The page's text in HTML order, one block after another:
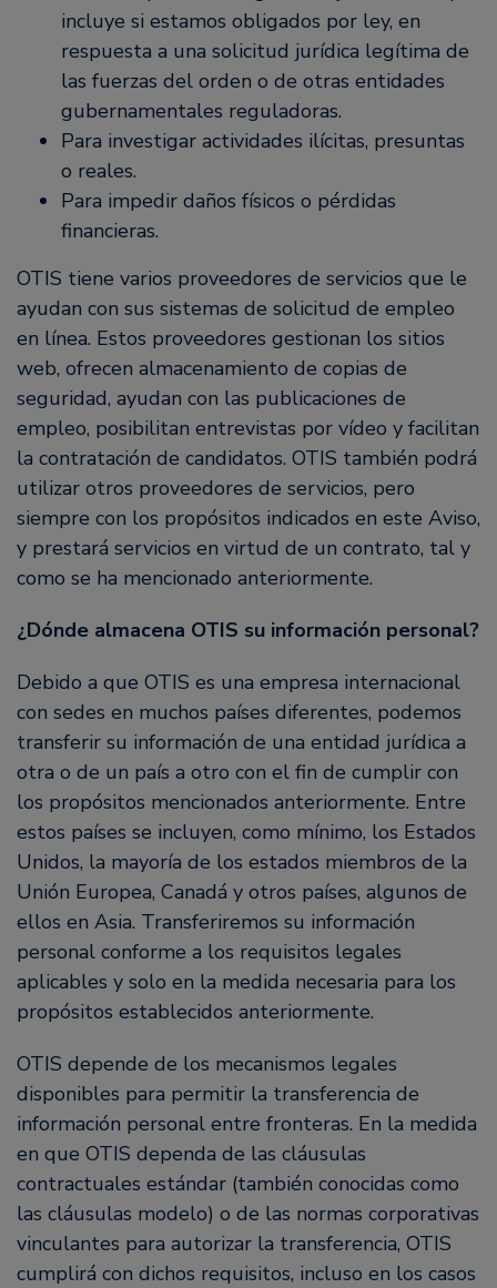
incluye si estamos obligados por ley, en
respuesta a una solicitud jurídica legítima de
las fuerzas del orden o de otras entidades
gubernamentales reguladoras.
Para investigar actividades ilícitas, presuntas
o reales.
Para impedir daños físicos o pérdidas
financieras.
OTIS tiene varios proveedores de servicios que le
ayudan con sus sistemas de solicitud de empleo
en línea. Estos proveedores gestionan los sitios
web, ofrecen almacenamiento de copias de
seguridad, ayudan con las publicaciones de
empleo, posibilitan entrevistas por vídeo y facilitan
la contratación de candidatos. OTIS también podrá
utilizar otros proveedores de servicios, pero
siempre con los propósitos indicados en este Aviso,
y prestará servicios en virtud de un contrato, tal y
como se ha mencionado anteriormente.
¿Dónde almacena OTIS su información personal?
Debido a que OTIS es una empresa internacional
con sedes en muchos países diferentes, podemos
transferir su información de una entidad jurídica a
otra o de un país a otro con el fin de cumplir con
los propósitos mencionados anteriormente. Entre
estos países se incluyen, como mínimo, los Estados
Unidos, la mayoría de los estados miembros de la
Unión Europea, Canadá y otros países, algunos de
ellos en Asia. Transferiremos su información
personal conforme a los requisitos legales
aplicables y solo en la medida necesaria para los
propósitos establecidos anteriormente.
OTIS depende de los mecanismos legales
disponibles para permitir la transferencia de
información personal entre fronteras. En la medida
en que OTIS dependa de las cláusulas
contractuales estándar (también conocidas como
las cláusulas modelo) o de las normas corporativas
vinculantes para autorizar la transferencia, OTIS
cumplirá con dichos requisitos, incluso en los casos